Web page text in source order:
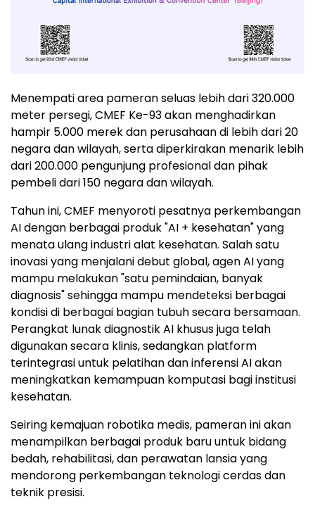
Menempati area pameran seluas lebih dari 320.000
meter persegi, CMEF Ke-93 akan menghadirkan
hampir 5.000 merek dan perusahaan di lebih dari 20
negara dan wilayah, serta diperkirakan menarik lebih
dari 200.000 pengunjung profesional dan pihak
pembeli dari 150 negara dan wilayah.
Tahun ini, CMEF menyoroti pesatnya perkembangan
AI dengan berbagai produk "AI + kesehatan" yang
menata ulang industri alat kesehatan. Salah satu
inovasi yang menjalani debut global, agen AI yang
mampu melakukan "satu pemindaian, banyak
diagnosis" sehingga mampu mendeteksi berbagai
kondisi di berbagai bagian tubuh secara bersamaan.
Perangkat lunak diagnostik AI khusus juga telah
digunakan secara klinis, sedangkan platform
terintegrasi untuk pelatihan dan inferensi AI akan
meningkatkan kemampuan komputasi bagi institusi
kesehatan.
Seiring kemajuan robotika medis, pameran ini akan
menampilkan berbagai produk baru untuk bidang
bedah, rehabilitasi, dan perawatan lansia yang
mendorong perkembangan teknologi cerdas dan
teknik presisi.